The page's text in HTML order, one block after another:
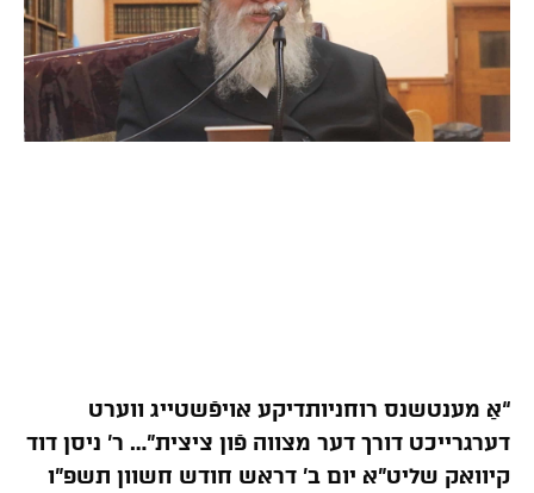
“אַ מענטשנס רוחניותדיקע אויפֿשטייג ווערט
דערגרייכט דורך דער מצווה פֿון ציצית”… ר’ ניסן דוד
קיוואק שליט”א יום ב’ דראש חודש חשוון תשפ”ו